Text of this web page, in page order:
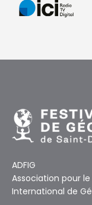
ADFIG
Association pour
International de